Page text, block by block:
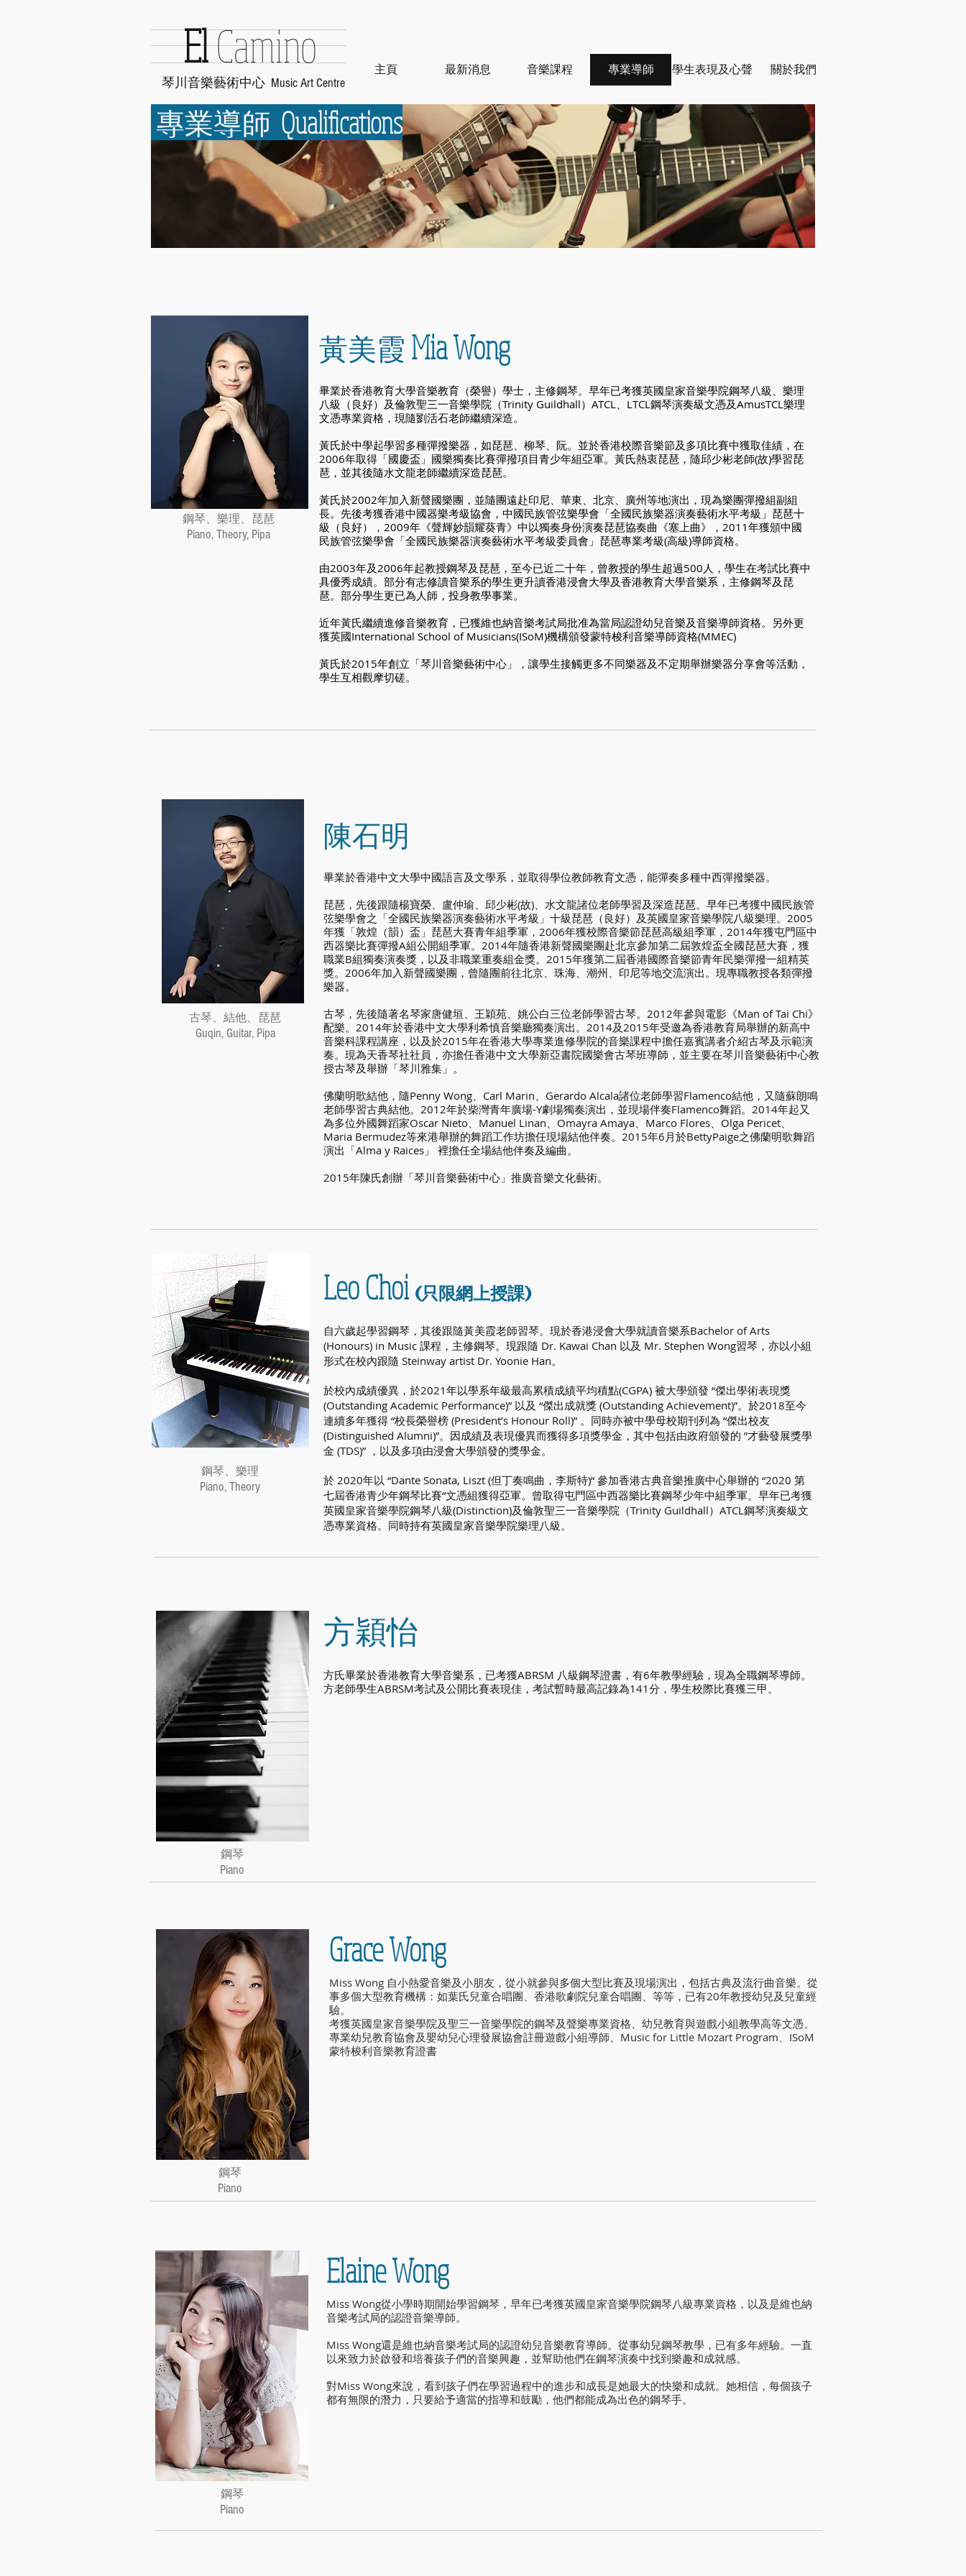
ElCamino
琴川音樂藝術中心 Music ArtCentre
主頁 最新消息 音樂課程 專業導師 學生表現及心聲 關於我們
專業導師 Qualifications
鋼琴、樂理、琵琶
Piano, Theory, Pipa
黃美霞 Mia Wong
畢業於香港教育大學音樂教育（榮譽）學士，主修鋼琴。早年已考獲英國皇家音樂學院鋼琴八級、樂理
八級（良好）及倫敦聖三一音樂學院（Trinity Guildhall）ATCL、LTCL鋼琴演奏級文憑及AmusTCL樂理
文憑專業資格，現隨劉活石老師繼續深造。
黃氏於中學起學習多種彈撥樂器，如琵琶、柳琴、阮。並於香港校際音樂節及多項比賽中獲取佳績，在
2006年取得「國慶盃」國樂獨奏比賽彈撥項目青少年組亞軍。黃氏熱衷琵琶，隨邱少彬老師(故)學習琵
琶，並其後隨水文龍老師繼續深造琵琶。
黃氏於2002年加入新聲國樂團，並隨團遠赴印尼、華東、北京、廣州等地演出，現為樂團彈撥組副組
長。先後考獲香港中國器樂考級協會，中國民族管弦樂學會「全國民族樂器演奏藝術水平考級」琵琶十
級（良好），2009年《聲輝妙韻耀葵青》中以獨奏身份演奏琵琶協奏曲《塞上曲》，2011年獲頒中國
民族管弦樂學會「全國民族樂器演奏藝術水平考級委員會」琵琶專業考級(高級)導師資格。
由2003年及2006年起教授鋼琴及琵琶，至今已近二十年，曾教授的學生超過500人，學生在考試比賽中
具優秀成績。部分有志修讀音樂系的學生更升讀香港浸會大學及香港教育大學音樂系，主修鋼琴及琵
琶。部分學生更已為人師，投身教學事業。
近年黃氏繼續進修音樂教育，已獲維也納音樂考試局批准為當局認證幼兒音樂及音樂導師資格。另外更
獲英國International School of Musicians(ISoM)機構頒發蒙特梭利音樂導師資格(MMEC)
黃氏於2015年創立「琴川音樂藝術中心」，讓學生接觸更多不同樂器及不定期舉辦樂器分享會等活動，
學生互相觀摩切磋。
古琴、結他、琵琶
Guqin, Guitar, Pipa
陳石明
畢業於香港中文大學中國語言及文學系，並取得學位教師教育文憑，能彈奏多種中西彈撥樂器。
琵琶，先後跟隨楊寶榮、盧仲瑜、邱少彬(故)、水文龍諸位老師學習及深造琵琶。早年已考獲中國民族管
弦樂學會之「全國民族樂器演奏藝術水平考級」十級琵琶（良好）及英國皇家音樂學院八級樂理。2005
年獲「敦煌（韻）盃」琵琶大賽青年組季軍，2006年獲校際音樂節琵琶高級組季軍，2014年獲屯門區中
西器樂比賽彈撥A組公開組季軍。2014年隨香港新聲國樂團赴北京參加第二屆敦煌盃全國琵琶大賽，獲
職業B組獨奏演奏獎，以及非職業重奏組金獎。2015年獲第二屆香港國際音樂節青年民樂彈撥一組精英
獎。2006年加入新聲國樂團，曾隨團前往北京、珠海、潮州、印尼等地交流演出。現專職教授各類彈撥
樂器。
古琴，先後隨著名琴家唐健垣、王穎苑、姚公白三位老師學習古琴。2012年參與電影《Man of Tai Chi》
配樂。2014年於香港中文大學利希慎音樂廳獨奏演出。2014及2015年受邀為香港教育局舉辦的新高中
音樂科課程講座，以及於2015年在香港大學專業進修學院的音樂課程中擔任嘉賓講者介紹古琴及示範演
奏。現為天香琴社社員，亦擔任香港中文大學新亞書院國樂會古琴班導師，並主要在琴川音樂藝術中心教
授古琴及舉辦「琴川雅集」。
佛蘭明歌結他，隨Penny Wong、Carl Marin、Gerardo Alcala諸位老師學習Flamenco結他，又隨蘇朗鳴
老師學習古典結他。2012年於柴灣青年廣場-Y劇場獨奏演出，並現場伴奏Flamenco舞蹈。2014年起又
為多位外國舞蹈家Oscar Nieto、Manuel Linan、Omayra Amaya、Marco Flores、Olga Pericet、
Maria Bermudez等來港舉辦的舞蹈工作坊擔任現場結他伴奏。2015年6月於BettyPaige之佛蘭明歌舞蹈
演出「Alma y Raices」 裡擔任全場結他伴奏及編曲。
2015年陳氏創辦「琴川音樂藝術中心」推廣音樂文化藝術。
鋼琴、樂理
Piano, Theory
Leo Choi (只限網上授課)
自六歲起學習鋼琴，其後跟隨黃美霞老師習琴。現於香港浸會大學就讀音樂系Bachelor of Arts
(Honours) in Music 課程，主修鋼琴。現跟隨 Dr. Kawai Chan 以及 Mr. Stephen Wong習琴，亦以小組
形式在校內跟隨 Steinway artist Dr. Yoonie Han。
於校內成績優異，於2021年以學系年級最高累積成績平均積點(CGPA) 被大學頒發 “傑出學術表現獎
(Outstanding Academic Performance)” 以及 “傑出成就獎 (Outstanding Achievement)”。於2018至今
連續多年獲得 “校長榮譽榜 (President’s Honour Roll)” 。同時亦被中學母校期刊列為 “傑出校友
(Distinguished Alumni)”。因成績及表現優異而獲得多項獎學金，其中包括由政府頒發的 ”才藝發展獎學
金 (TDS)” ，以及多項由浸會大學頒發的獎學金。
於 2020年以 “Dante Sonata, Liszt (但丁奏鳴曲，李斯特)“ 參加香港古典音樂推廣中心舉辦的 “2020 第
七屆香港青少年鋼琴比賽“文憑組獲得亞軍。曾取得屯門區中西器樂比賽鋼琴少年中組季軍。早年已考獲
英國皇家音樂學院鋼琴八級(Distinction)及倫敦聖三一音樂學院（Trinity Guildhall）ATCL鋼琴演奏級文
憑專業資格。同時持有英國皇家音樂學院樂理八級。
方穎怡
方氏畢業於香港教育大學音樂系，已考獲ABRSM 八級鋼琴證書，有6年教學經驗，現為全職鋼琴導師。
方老師學生ABRSM考試及公開比賽表現佳，考試暫時最高記錄為141分，學生校際比賽獲三甲。
鋼琴
Piano
Grace Wong
Miss Wong 自小熱愛音樂及小朋友，從小就參與多個大型比賽及現場演出，包括古典及流行曲音樂。從
事多個大型教育機構：如葉氏兒童合唱團、香港歌劇院兒童合唱團、等等，已有20年教授幼兒及兒童經
驗。
考獲英國皇家音樂學院及聖三一音樂學院的鋼琴及聲樂專業資格、幼兒教育與遊戲小組教學高等文憑、
專業幼兒教育協會及嬰幼兒心理發展協會註冊遊戲小組導師、Music for Little Mozart Program、ISoM
蒙特梭利音樂教育證書
鋼琴
Piano
Elaine Wong
Miss Wong從小學時期開始學習鋼琴，早年已考獲英國皇家音樂學院鋼琴八級專業資格，以及是維也納
音樂考試局的認證音樂導師。
Miss Wong還是維也納音樂考試局的認證幼兒音樂教育導師。從事幼兒鋼琴教學，已有多年經驗。一直
以來致力於啟發和培養孩子們的音樂興趣，並幫助他們在鋼琴演奏中找到樂趣和成就感。
對Miss Wong來說，看到孩子們在學習過程中的進步和成長是她最大的快樂和成就。她相信，每個孩子
都有無限的潛力，只要給予適當的指導和鼓勵，他們都能成為出色的鋼琴手。
鋼琴
Piano